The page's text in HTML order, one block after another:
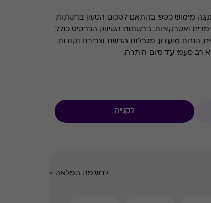
הגיפט קארד מקנה מימוש כספי בהתאם לסכום הטעון ברשתות
ואטרקציות. ברשתות השיווק הכרטיס כולל
הנחת מועדון, מגבלות הרשת וצבירת נקודות
לקנייה
לרשימה המלאה >